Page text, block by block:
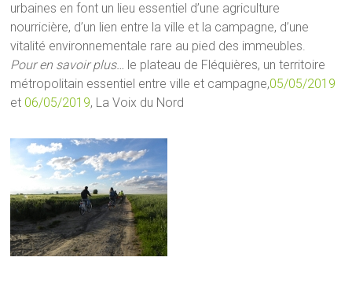
urbaines en font un lieu essentiel d’une agriculture
nourricière, d’un lien entre la ville et la campagne, d’une
vitalité environnementale rare au pied des immeubles.
Pour en savoir plus… le plateau de Fléquières, un territoire
métropolitain essentiel entre ville et campagne,05/05/2019
et 06/05/2019, La Voix du Nord